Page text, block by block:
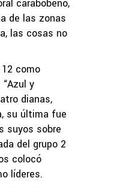
carabobeño,
de las zonas
las cosas no
como
y
dianas,
su última fue
suyos sobre
del grupo 2
colocó
líderes.